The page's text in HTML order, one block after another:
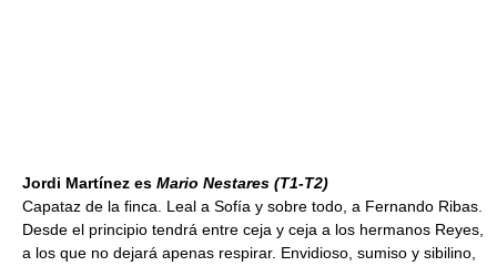
Jordi Martínez es Mario Nestares (T1-T2)
Capataz de la finca. Leal a Sofía y sobre todo, a Fernando Ribas.
Desde el principio tendrá entre ceja y ceja a los hermanos Reyes,
a los que no dejará apenas respirar. Envidioso, sumiso y sibilino,